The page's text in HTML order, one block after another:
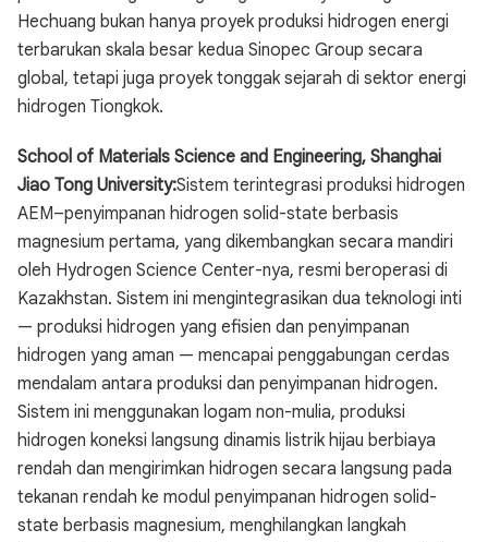
Hechuang bukan hanya proyek produksi hidrogen energi
terbarukan skala besar kedua Sinopec Group secara
global, tetapi juga proyek tonggak sejarah di sektor energi
hidrogen Tiongkok.
School of Materials Science and Engineering, Shanghai
Jiao Tong University:Sistem terintegrasi produksi hidrogen
AEM–penyimpanan hidrogen solid-state berbasis
magnesium pertama, yang dikembangkan secara mandiri
oleh Hydrogen Science Center-nya, resmi beroperasi di
Kazakhstan. Sistem ini mengintegrasikan dua teknologi inti
— produksi hidrogen yang efisien dan penyimpanan
hidrogen yang aman — mencapai penggabungan cerdas
mendalam antara produksi dan penyimpanan hidrogen.
Sistem ini menggunakan logam non-mulia, produksi
hidrogen koneksi langsung dinamis listrik hijau berbiaya
rendah dan mengirimkan hidrogen secara langsung pada
tekanan rendah ke modul penyimpanan hidrogen solid-
state berbasis magnesium, menghilangkan langkah